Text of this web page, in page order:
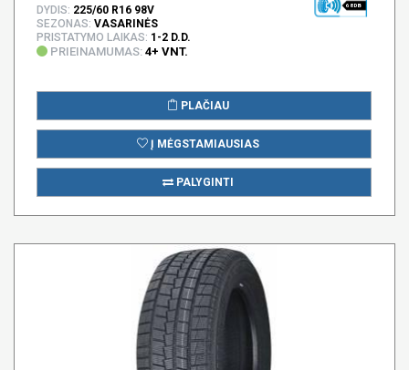
68 DB
DYDIS: 225/60 R16 98V
SEZONAS: VASARINĖS
PRISTATYMO LAIKAS: 1-2 D.D.
PRIEINAMUMAS: 4+ VNT.
PLAČIAU
Į MĖGSTAMIAUSIAS
PALYGINTI